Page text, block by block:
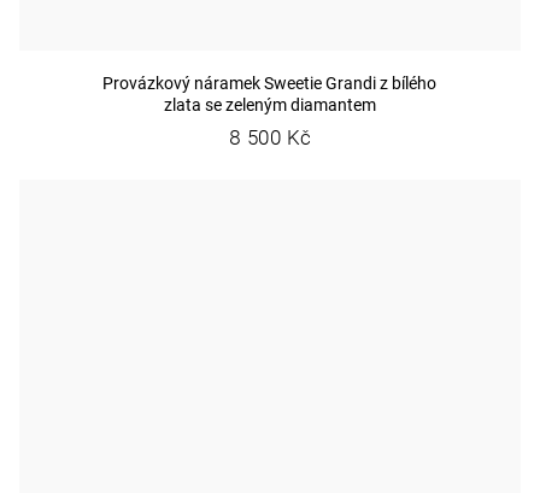
Provázkový náramek Sweetie Grandi z bílého
zlata se zeleným diamantem
8 500 Kč